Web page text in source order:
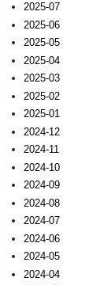
2025-07
2025-06
2025-05
2025-04
2025-03
2025-02
2025-01
2024-12
2024-11
2024-10
2024-09
2024-08
2024-07
2024-06
2024-05
2024-04